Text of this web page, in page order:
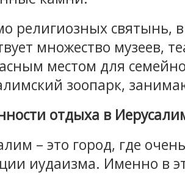
религиозных святынь,
множество музеев,
местом для
зоопарк,
отдыха в
– это город, где
иудаизма. Именно в